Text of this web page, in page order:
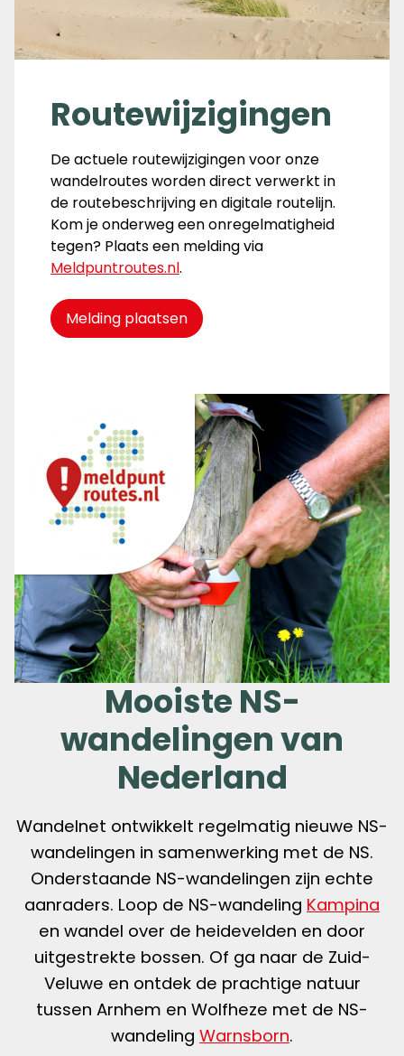
Routewijzigingen
De actuele routewijzigingen voor onze
wandelroutes worden direct verwerkt in
de routebeschrijving en digitale routelijn.
Kom je onderweg een onregelmatigheid
tegen? Plaats een melding via
Meldpuntroutes.nl.
Melding plaatsen
Mooiste NS-
wandelingen van
Nederland
Wandelnet ontwikkelt regelmatig nieuwe NS-
wandelingen in samenwerking met de NS.
Onderstaande NS-wandelingen zijn echte
aanraders. Loop de NS-wandeling Kampina
en wandel over de heidevelden en door
uitgestrekte bossen. Of ga naar de Zuid-
Veluwe en ontdek de prachtige natuur
tussen Arnhem en Wolfheze met de NS-
wandeling Warnsborn.